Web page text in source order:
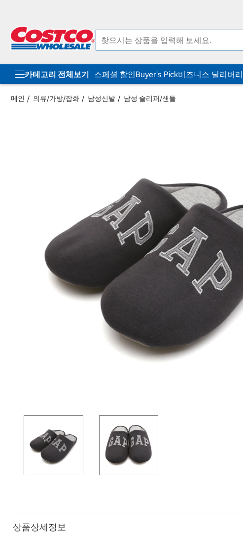
카테고리 전체보기 스페셜 할인Buyer's Pick비즈니스 딜리버리
메인 의류/가방/잡화 남성신발 남성 슬리퍼/샌들
상품상세정보